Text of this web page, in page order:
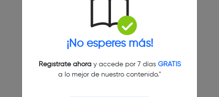
¡No esperes más!
Regístrate ahoray accede por 7 días GRATIS
a lo mejor de nuestro contenido."